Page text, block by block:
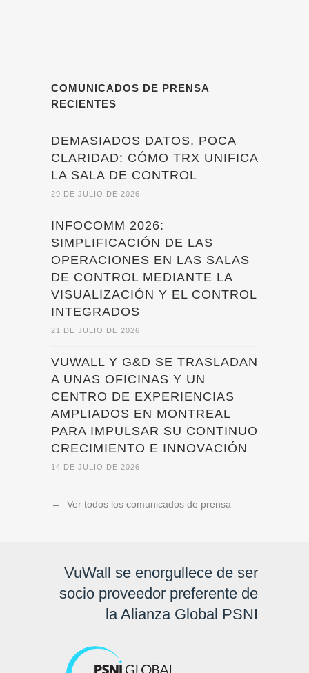
COMUNICADOS DE PRENSA
RECIENTES
DEMASIADOS DATOS, POCA
CLARIDAD: CÓMO TRX UNIFICA
LA SALA DE CONTROL
29 DE JULIO DE 2026
INFOCOMM 2026:
SIMPLIFICACIÓN DE LAS
OPERACIONES EN LAS SALAS
DE CONTROL MEDIANTE LA
VISUALIZACIÓN Y EL CONTROL
INTEGRADOS
21 DE JULIO DE 2026
VUWALL Y G&D SE TRASLADAN
A UNAS OFICINAS Y UN
CENTRO DE EXPERIENCIAS
AMPLIADOS EN MONTREAL
PARA IMPULSAR SU CONTINUO
CRECIMIENTO E INNOVACIÓN
14 DE JULIO DE 2026
← Ver todos los comunicados de prensa
VuWall se enorgullece de ser
socio proveedor preferente de
la Alianza Global PSNI